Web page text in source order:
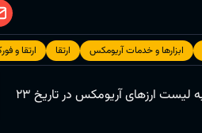
ابزارها و خدمات آریومکس ارتقا ارتقا و
ارز دیجیتال آربیتروم (ARB) به لیست ارزهای آریومکس در تاریخ 23